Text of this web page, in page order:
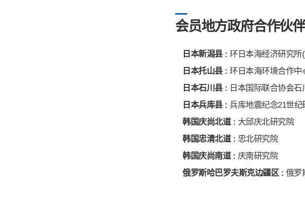
会员地方政府合作伙伴
日本新潟县 : 环日本海经济研究所
日本托山县 : 环日本海环境合作中
日本石川县 : 日本国际联合协会
日本兵库县 : 兵库地震纪念21世纪
韩国庆尚北道 : 大邱庆北研究院
韩国忠清北道 : 忠北研究院
韩国庆尚南道 : 庆南研究院
俄罗斯哈巴罗夫斯克边疆区 : 俄罗